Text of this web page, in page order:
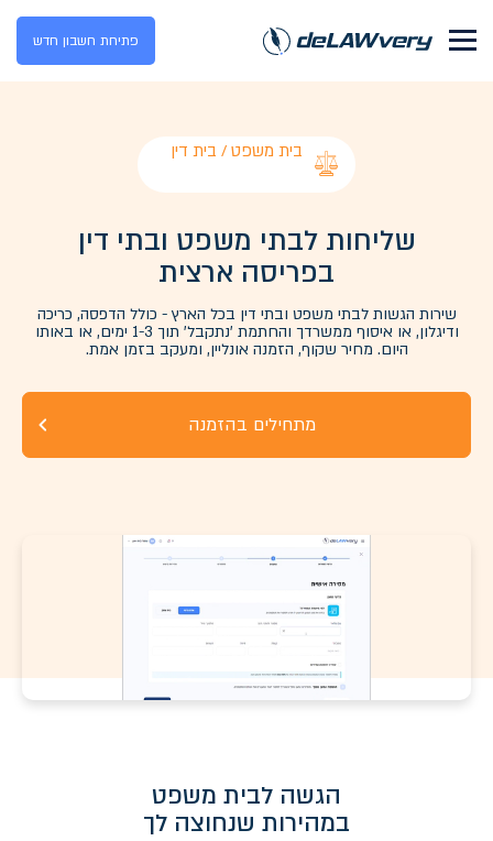
פתיחת חשבון חדש
בית משפט / בית דין
שליחות לבתי משפט ובתי דין
בפריסה ארצית
שירות הגשות לבתי משפט ובתי דין בכל הארץ - כולל הדפסה, כריכה
ודיגלון, או איסוף ממשרדך והחתמת 'נתקבל' תוך 1-3 ימים, או באותו
היום. מחיר שקוף, הזמנה אונליין, ומעקב בזמן אמת.
מתחילים בהזמנה
הגשה לבית משפט
במהירות שנחוצה לך